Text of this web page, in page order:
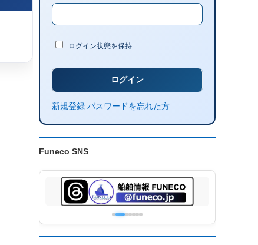
ログイン状態を保持
新規登録 パスワードを忘れた方
Funeco SNS